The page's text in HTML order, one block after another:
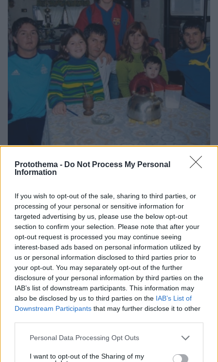
Protothema - Do Not Process My Personal
Information
If you wish to opt-out of the sale, sharing to third parties, or
processing of your personal or sensitive information for
targeted advertising by us, please use the below opt-out
section to confirm your selection. Please note that after your
opt-out request is processed you may continue seeing
interest-based ads based on personal information utilized by
us or personal information disclosed to third parties prior to
your opt-out. You may separately opt-out of the further
disclosure of your personal information by third parties on the
IAB’s list of downstream participants. This information may
also be disclosed by us to third parties on the IAB’s List of
Downstream Participants that may further disclose it to other
Please note that this website/app uses one or more Google
not limited to your visit or usage behaviour. You may click to
Personal Data Processing Opt Outs
I want to opt-out of the Sharing of my
Χόρχε Μέσι: Ο εργάτης από το Ροσάριο που πήρε
ιστορία του ποδοσφαίρου με μια υπογραφή σε...
χαρτοπετσέτα
08.08.2026, 21:43
Εγκαταλείπει το κόμμα Καρυστιανού
και ο επιχειρηματίας Νίκος
Μπρουτζάκης: Καταγγέλλει κλειστή
κάστα, «λένε προδότες και
πληρωμένους όσους αποχωρούν»
08.08.2026, 18:48 260
Για ανθρωποκτονία από αμέλεια
και ο ιδιοκτήτης του beach bar στην